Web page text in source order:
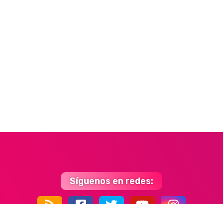
Síguenos en redes: